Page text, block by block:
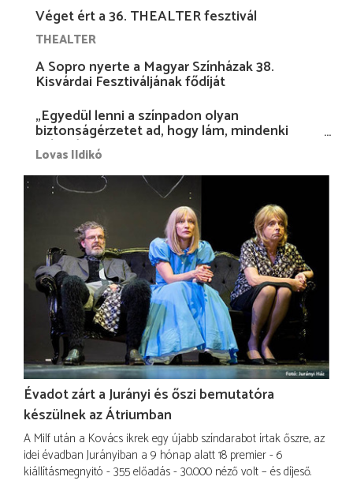
Véget ért a 36. THEALTER fesztivál
THEALTER
A Sopro nyerte a Magyar Színházak 38.
Kisvárdai Fesztiváljának fődíját
„Egyedül lenni a színpadon olyan
biztonságérzetet ad, hogy lám, mindenki
más nélkül is megvagyok magammal…”
Lovas Ildikó
Évadot zárt a Jurányi és őszi bemutatóra
készülnek az Átriumban
A Milf után a Kovács ikrek egy újabb színdarabot írtak őszre, az
idei évadban Jurányiban a 9 hónap alatt 18 premier - 6
kiállításmegnyitó - 355 előadás - 30.000 néző volt – és díjeső.